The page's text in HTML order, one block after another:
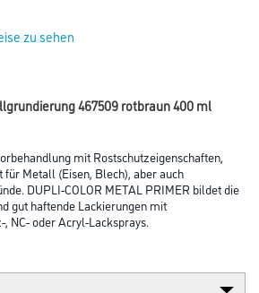
zu sehen
467509 rotbraun 400 ml
mit Rostschutzeigenschaften,
für Metall (Eisen, Blech), aber auch
DUPLI-COLOR METAL PRIMER bildet die
gut haftende Lackierungen mit
NC- oder Acryl-Lacksprays.